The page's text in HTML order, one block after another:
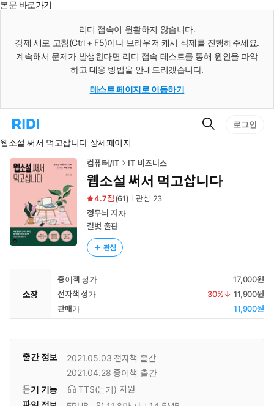
본문 바로가기
리디 접속이 원활하지 않습니다.
강제 새로 고침(Ctrl + F5)이나 브라우저 캐시 삭제를 진행해주세요.
계속해서 문제가 발생한다면 리디 접속 테스트를 통해 원인을 파악
하고 대응 방법을 안내드리겠습니다.
테스트 페이지로 이동하기
리
홈
로
이
동
검
로그인
웹소설 써서 먹고삽니다 상세페이지
컴퓨터/IT IT 비즈니스
웹소설 써서 먹고삽니다
4.7 (61) 관심 23
정무늬 저자
길벗 출판
관심
소장
종이책 정가
17,000원
전자책 정가
30%↓ 11,900원
판매가
11,900원
출간 정보 2021.05.03 전자책 출간
2021.04.28 종이책 출간
듣기 기능
TTS(듣기) 지원